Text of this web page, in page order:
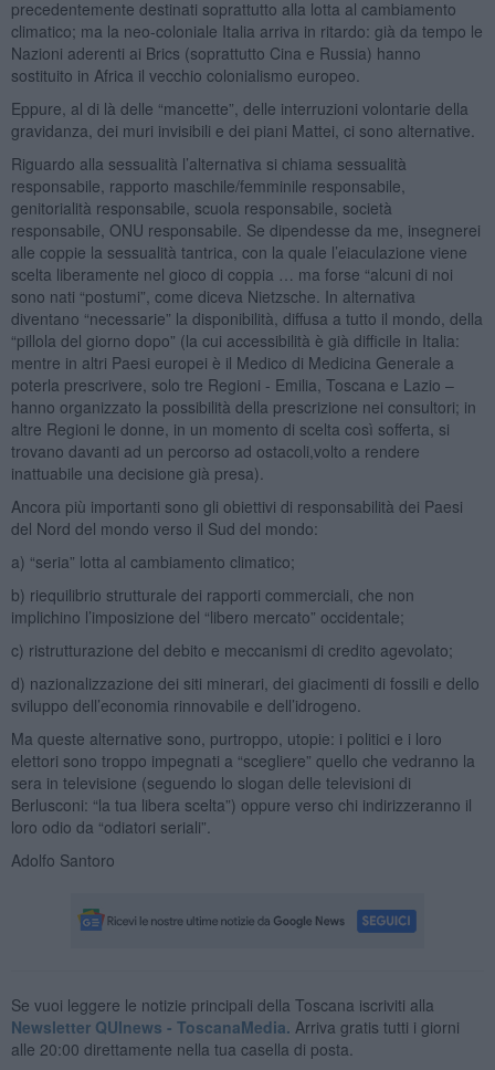
precedentemente destinati soprattutto alla lotta al cambiamento
climatico; ma la neo-coloniale Italia arriva in ritardo: già da tempo le
Nazioni aderenti ai Brics (soprattutto Cina e Russia) hanno
sostituito in Africa il vecchio colonialismo europeo.
Eppure, al di là delle “mancette”, delle interruzioni volontarie della
gravidanza, dei muri invisibili e dei piani Mattei, ci sono alternative.
Riguardo alla sessualità l’alternativa si chiama sessualità
responsabile, rapporto maschile/femminile responsabile,
genitorialità responsabile, scuola responsabile, società
responsabile, ONU responsabile. Se dipendesse da me, insegnerei
alle coppie la sessualità tantrica, con la quale l’eiaculazione viene
scelta liberamente nel gioco di coppia … ma forse “alcuni di noi
sono nati “postumi”, come diceva Nietzsche. In alternativa
diventano “necessarie” la disponibilità, diffusa a tutto il mondo, della
“pillola del giorno dopo” (la cui accessibilità è già difficile in Italia:
mentre in altri Paesi europei è il Medico di Medicina Generale a
poterla prescrivere, solo tre Regioni - Emilia, Toscana e Lazio –
hanno organizzato la possibilità della prescrizione nei consultori; in
altre Regioni le donne, in un momento di scelta così sofferta, si
trovano davanti ad un percorso ad ostacoli,volto a rendere
inattuabile una decisione già presa).
Ancora più importanti sono gli obiettivi di responsabilità dei Paesi
del Nord del mondo verso il Sud del mondo:
a) “seria” lotta al cambiamento climatico;
b) riequilibrio strutturale dei rapporti commerciali, che non
implichino l’imposizione del “libero mercato” occidentale;
c) ristrutturazione del debito e meccanismi di credito agevolato;
d) nazionalizzazione dei siti minerari, dei giacimenti di fossili e dello
sviluppo dell’economia rinnovabile e dell’idrogeno.
Ma queste alternative sono, purtroppo, utopie: i politici e i loro
elettori sono troppo impegnati a “scegliere” quello che vedranno la
sera in televisione (seguendo lo slogan delle televisioni di
Berlusconi: “la tua libera scelta”) oppure verso chi indirizzeranno il
loro odio da “odiatori seriali”.
Adolfo Santoro
Se vuoi leggere le notizie principali della Toscana iscriviti alla
Newsletter QUInews - ToscanaMedia. Arriva gratis tutti i giorni
alle 20:00 direttamente nella tua casella di posta.